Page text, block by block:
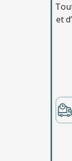
et